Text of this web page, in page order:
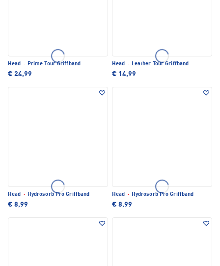
Head · Prime Tour Griffband
€ 24,99
Head · Leather Tour Griffband
€ 14,99
Head · Hydrosorb Pro Griffband
€ 8,99
Head · Hydrosorb Pro Griffband
€ 8,99